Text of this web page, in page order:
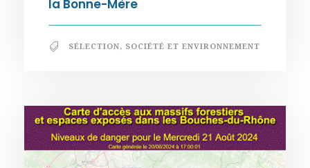
la Bonne-Mère
SÉLECTION, SOCIÉTÉ ET ENVIRONNEMENT